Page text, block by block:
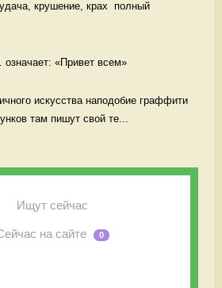
крушение, крах  полный
означает: «Привет всем»
искусства наподобие граффити
там пишут свой те...
Ищут сейчас
на сайте 0